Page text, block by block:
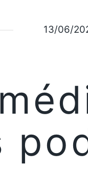
13/06/